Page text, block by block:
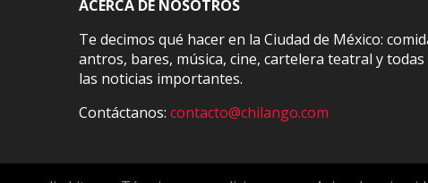
ACERCA DE NOSOTROS
Te decimos qué hacer en la Ciudad de México:
antros, bares, música, cine, cartelera teatral y todas
las noticias importantes.
Contáctanos:contacto@chilango.com